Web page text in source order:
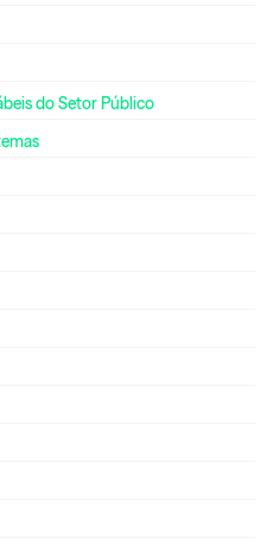
do Setor Público